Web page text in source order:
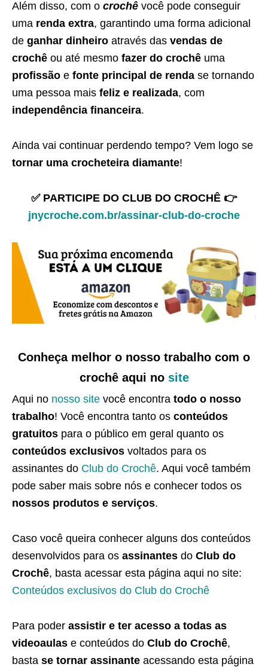
Além disso, com o crochê você pode conseguir
uma renda extra, garantindo uma forma adicional
de ganhar dinheiro através das vendas de
crochê ou até mesmo fazer do crochê uma
profissão e fonte principal de renda se tornando
uma pessoa mais feliz e realizada, com
independência financeira.
Ainda vai continuar perdendo tempo? Vem logo se
tornar uma crocheteira diamante!
✅ PARTICIPE DO CLUB DO CROCHÊ 👉
jnycroche.com.br/assinar-club-do-croche
Conheça melhor o nosso trabalho com o
crochê aqui no site
Aqui no nosso site você encontra todo o nosso
trabalho! Você encontra tanto os conteúdos
gratuitos para o público em geral quanto os
conteúdos exclusivos voltados para os
assinantes do Club do Crochê. Aqui você também
pode saber mais sobre nós e conhecer todos os
nossos produtos e serviços.
Caso você queira conhecer alguns dos conteúdos
desenvolvidos para os assinantes do Club do
Crochê, basta acessar esta página aqui no site:
Conteúdos exclusivos do Club do Crochê
Para poder assistir e ter acesso a todas as
videoaulas e conteúdos do Club do Crochê,
basta se tornar assinante acessando esta página